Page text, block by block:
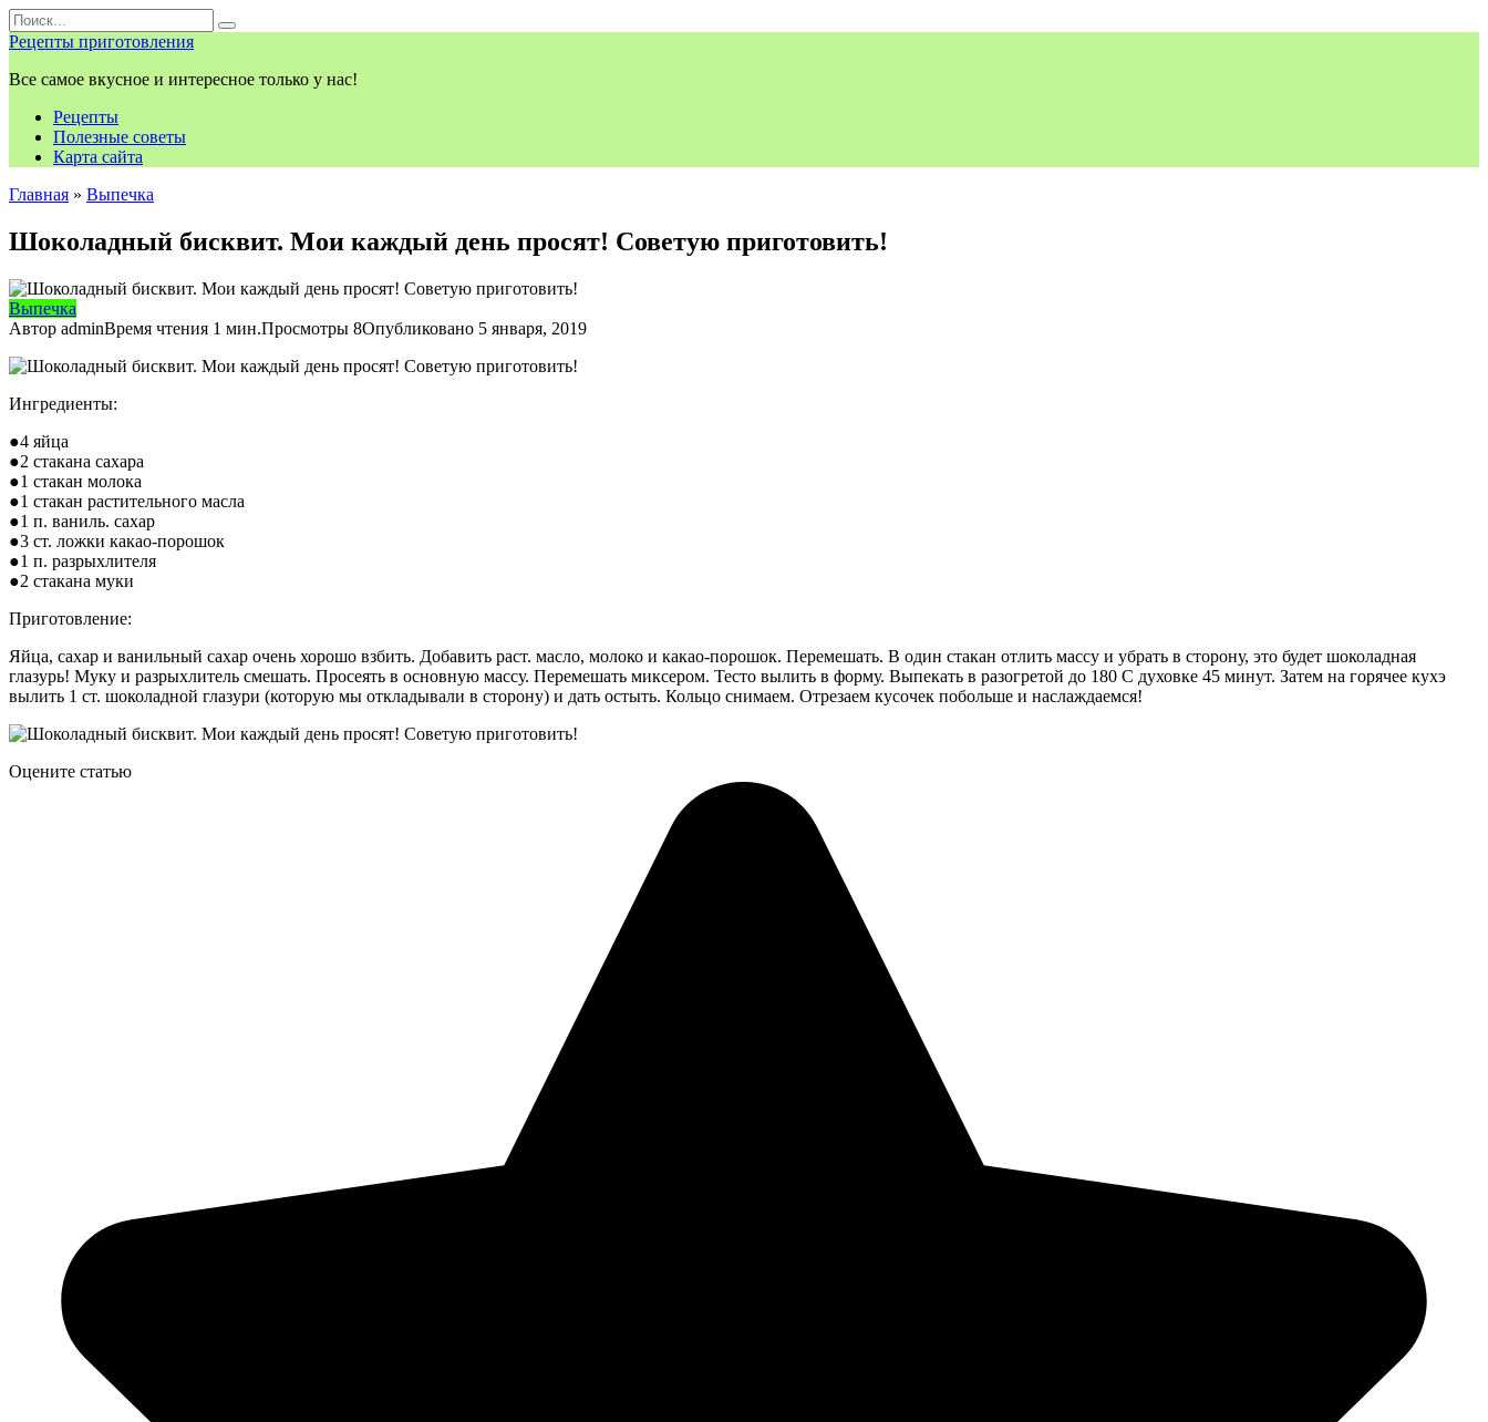
Перейти
к
контенту
Search
for:
Рецепты приготовления
Все самое вкусное и интересное только у нас!
Рецепты
Полезные советы
Карта сайта
Главная » Выпечка
Шоколадный бисквит. Мои каждый день просят! Советую приготовить!
Выпечка
Автор adminВремя чтения 1 мин.Просмотры 8Опубликовано 5 января, 2019
Ингредиенты:
●4 яйца
●2 стакана сахара
●1 стакан молока
●1 стакан растительного масла
●1 п. ваниль. сахар
●3 ст. ложки какао-порошок
●1 п. разрыхлителя
●2 стакана муки
Приготовление:
Яйца, сахар и ванильный сахар очень хорошо взбить. Добавить раст. масло, молоко и какао-порошок. Перемешать. В один стакан отлить массу и убрать в сторону, это будет шоколадная
глазурь! Муку и разрыхлитель смешать. Просеять в основную массу. Перемешать миксером. Тесто вылить в форму. Выпекать в разогретой до 180 С духовке 45 минут. Затем на горячее кухэ
вылить 1 ст. шоколадной глазури (которую мы откладывали в сторону) и дать остыть. Кольцо снимаем. Отрезаем кусочек побольше и наслаждаемся!
Оцените статью